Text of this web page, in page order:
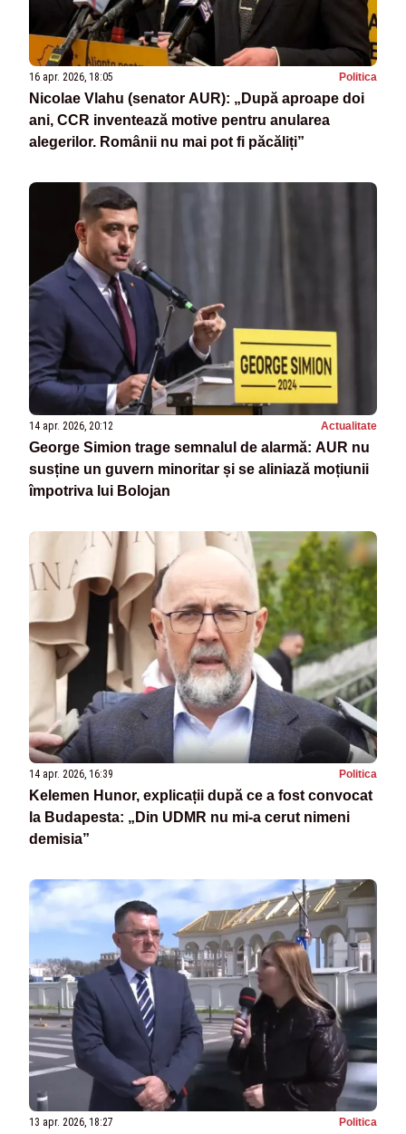
16 apr. 2026, 18:05 Politica
Nicolae Vlahu (senator AUR): „După aproape doi
ani, CCR inventează motive pentru anularea
alegerilor. Românii nu mai pot fi păcăliți”
14 apr. 2026, 20:12 Actualitate
George Simion trage semnalul de alarmă: AUR nu
susține un guvern minoritar și se aliniază moțiunii
împotriva lui Bolojan
14 apr. 2026, 16:39 Politica
Kelemen Hunor, explicații după ce a fost convocat
la Budapesta: „Din UDMR nu mi-a cerut nimeni
demisia”
13 apr. 2026, 18:27 Politica